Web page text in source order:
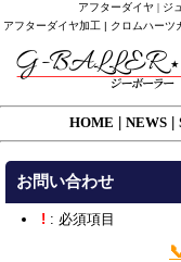
アフターダイヤ | ジ
アフターダイヤ加工 | クロムハー
HOME NEWS
お問い合わせ
! : 必須項目